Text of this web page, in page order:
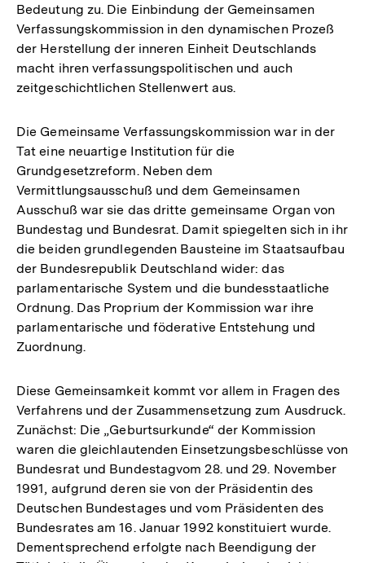
Bedeutung zu. Die Einbindung der Gemeinsamen
Verfassungskommission in den dynamischen Prozeß
der Herstellung der inneren Einheit Deutschlands
macht ihren verfassungspolitischen und auch
zeitgeschichtlichen Stellenwert aus.
Die Gemeinsame Verfassungskommission war in der
Tat eine neuartige Institution für die
Grundgesetzreform. Neben dem
Vermittlungsausschuß und dem Gemeinsamen
Ausschuß war sie das dritte gemeinsame Organ von
Bundestag und Bundesrat. Damit spiegelten sich in ihr
die beiden grundlegenden Bausteine im Staatsaufbau
der Bundesrepublik Deutschland wider: das
parlamentarische System und die bundesstaatliche
Ordnung. Das Proprium der Kommission war ihre
parlamentarische und föderative Entstehung und
Zuordnung.
Diese Gemeinsamkeit kommt vor allem in Fragen des
Verfahrens und der Zusammensetzung zum Ausdruck.
Zunächst: Die „Geburtsurkunde“ der Kommission
waren die gleichlautenden Einsetzungsbeschlüsse von
Bundesrat und Bundestagvom 28. und 29. November
1991, aufgrund deren sie von der Präsidentin des
Deutschen Bundestages und vom Präsidenten des
Bundesrates am 16. Januar 1992 konstituiert wurde.
Dementsprechend erfolgte nach Beendigung der